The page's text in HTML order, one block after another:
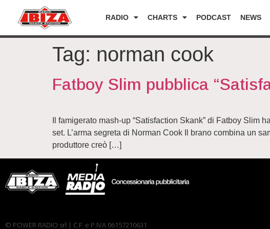
RADIO CHARTS PODCAST NEWS
Tag: norman cook
Fatboy Slim pubblica
Il famigerato mash-up “Satisfaction Skank” di Fatboy
set. L’arma segreta di Norman Cook Il brano combina un
produttore creò […]
© POWER RADIO srl | C.F. e P.IVA 06157210631